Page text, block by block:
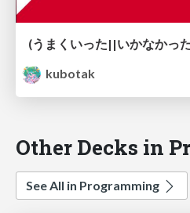
kubotak
Other Decks in
See All in Programming